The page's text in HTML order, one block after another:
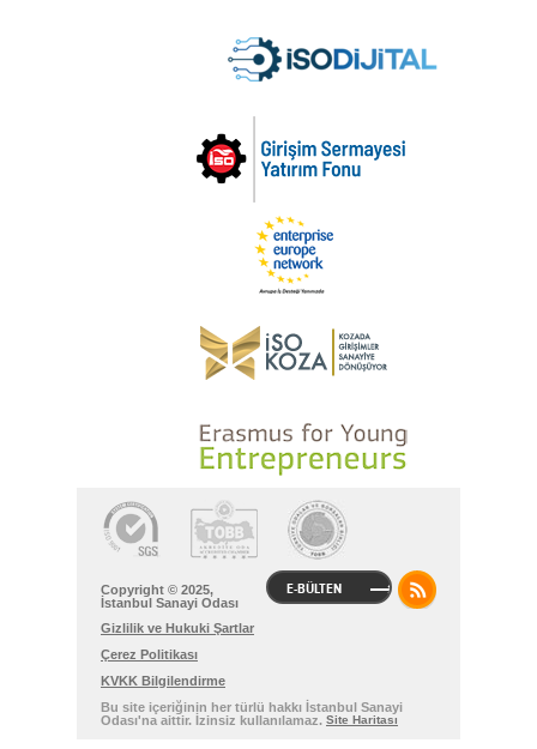
E-BÜLTEN
Copyright © 2025,
İstanbul Sanayi Odası
Gizlilik ve Hukuki Şartlar
Çerez Politikası
KVKK Bilgilendirme
Bu site içeriğinin her türlü hakkı İstanbul Sanayi
Odası'na aittir. İzinsiz kullanılamaz. Site Haritası